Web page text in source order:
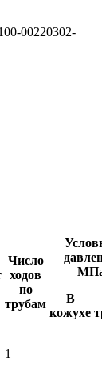
00220302-
Число
ходов
по
трубам
В
кожухе
1